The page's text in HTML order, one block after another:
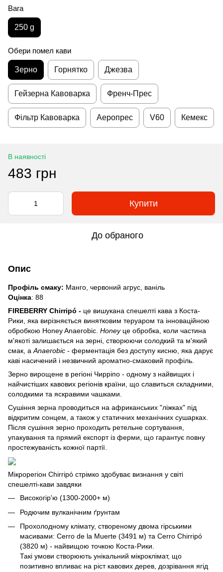
Вага
250 g
Обери помел кави
Зерно Горнятко Джезва
Гейзерна Кавоварка Френч-Прес
Фільтр Кавоварка Аеропрес V60 Кемекс
В наявності
483 грн
Купити
До обраного
Опис
Профіль смаку: Манго, червоний агрус, ваніль
Оцінка: 88
FIREBERRY Chirripó - це вишукана спешелті кава з Коста-
Рики, яка вирізняється винятковим теруаром та інноваційною
обробкою Honey Anaerobic. Honey це обробка, коли частина
м'якоті залишається на зерні, створюючи солодкий та м'який
смак, а Anaerobic - ферментація без доступу кисню, яка дарує
каві насичений і незвичний ароматно-смаковий профіль.
Зерно вирощене в регіоні Чирріпо - одному з найвищих і
найчистіших кавових регіонів країни, що славиться складними,
солодкими та яскравими чашками.
Сушіння зерна проводиться на африканських "ліжках" під
відкритим сонцем, а також у статичних механічних сушарках.
Після сушіння зерно проходить ретельне сортування,
упакування та прямий експорт із ферми, що гарантує повну
простежуваність кожної партії.
Мікрорегіон Chirripó стрімко здобуває визнання у світі
спешелті-кави завдяки
Високогір'ю (1300-2000+ м)
Родючим вулканічним ґрунтам
Прохолодному клімату, створеному двома гірськими
масивами: Cerro de la Muerte (3491 м) та Cerro Chirripó
(3820 м) - найвищою точкою Коста-Рики.
Такі умови створюють унікальний мікроклімат, що
позитивно впливає на ріст кавових дерев, дозрівання ягід